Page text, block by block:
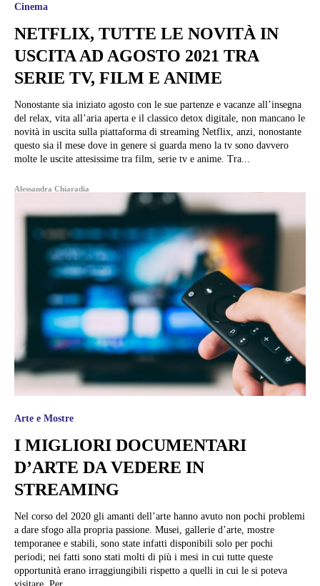
Cinema
NETFLIX, TUTTE LE NOVITÀ IN
USCITA AD AGOSTO 2021 TRA
SERIE TV, FILM E ANIME
Nonostante sia iniziato agosto con le sue partenze e vacanze all’insegna
del relax, vita all’aria aperta e il classico detox digitale, non mancano le
novità in uscita sulla piattaforma di streaming Netflix, anzi, nonostante
questo sia il mese dove in genere si guarda meno la tv sono davvero
molte le uscite attesissime tra film, serie tv e anime. Tra...
Alessandra Chiaradia
Arte e Mostre
I MIGLIORI DOCUMENTARI
D’ARTE DA VEDERE IN
STREAMING
Nel corso del 2020 gli amanti dell’arte hanno avuto non pochi problemi
a dare sfogo alla propria passione. Musei, gallerie d’arte, mostre
temporanee e stabili, sono state infatti disponibili solo per pochi
periodi; nei fatti sono stati molti di più i mesi in cui tutte queste
opportunità erano irraggiungibili rispetto a quelli in cui le si poteva